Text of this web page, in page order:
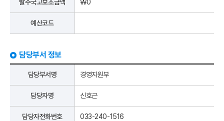
발주국고보조금액 ￦0
예산코드
담당부서 정보
담당부서명 경영지원부
담당자명 신호근
담당자전화번호 033-240-1516